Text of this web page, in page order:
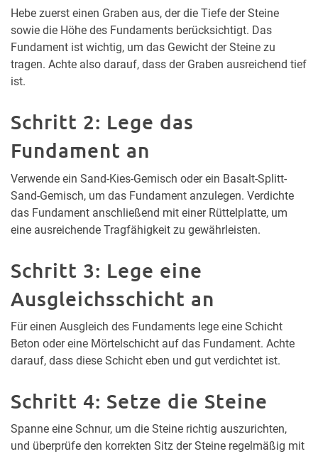
Hebe zuerst einen Graben aus, der die Tiefe der Steine
sowie die Höhe des Fundaments berücksichtigt. Das
Fundament ist wichtig, um das Gewicht der Steine zu
tragen. Achte also darauf, dass der Graben ausreichend tief
ist.
Schritt 2: Lege das
Fundament an
Verwende ein Sand-Kies-Gemisch oder ein Basalt-Splitt-
Sand-Gemisch, um das Fundament anzulegen. Verdichte
das Fundament anschließend mit einer Rüttelplatte, um
eine ausreichende Tragfähigkeit zu gewährleisten.
Schritt 3: Lege eine
Ausgleichsschicht an
Für einen Ausgleich des Fundaments lege eine Schicht
Beton oder eine Mörtelschicht auf das Fundament. Achte
darauf, dass diese Schicht eben und gut verdichtet ist.
Schritt 4: Setze die Steine
Spanne eine Schnur, um die Steine richtig auszurichten,
und überprüfe den korrekten Sitz der Steine regelmäßig mit